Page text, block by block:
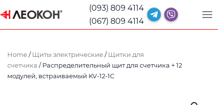
(093) 809 4114
(067) 809 4114
Home/Щиты электрические/Щитки для
счетчика / Распределительный щит для счетчика + 12
модулей, встраиваемый KV-12-1С